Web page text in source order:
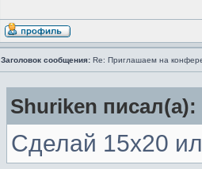
Заголовок сообщения: Re: Приглашаем на
Shuriken писал(а):
Сделай 15х20